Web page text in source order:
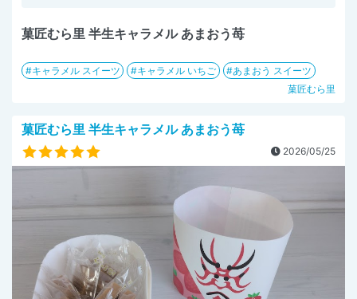
菓匠むら里 半生キャラメル あまおう苺
キャラメル スイーツ キャラメル いちご
あまおう スイーツ
菓匠むら里
菓匠むら里 半生キャラメル あまおう苺
2026/05/25